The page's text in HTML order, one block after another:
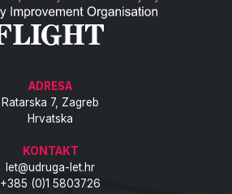
ADRESA
Ratarska 7, Zagreb
Hrvatska
KONTAKT
let@udruga-let.hr
+385 (0)1 5803726